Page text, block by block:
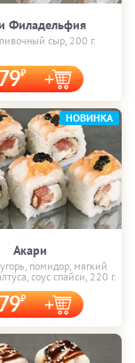
Филадельфия
сыр, 200 г.
Акари
помидор, мягкий
соус спайси, 220 г.
НОВИНКА